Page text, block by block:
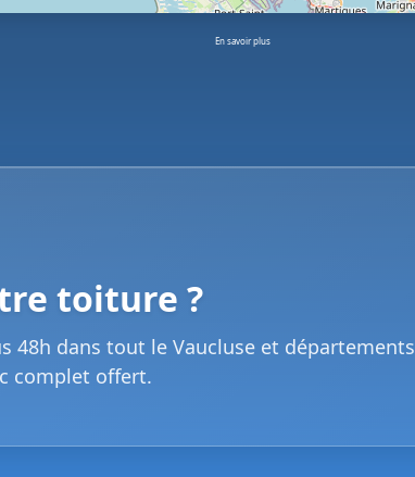
En savoir plus
toiture ?
48h dans tout le Vaucluse et départements
complet offert.